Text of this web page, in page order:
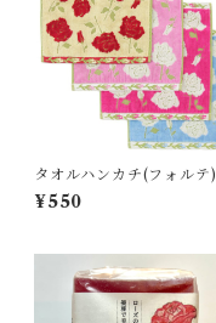
タオルハンカチ(フォルテ)
¥550